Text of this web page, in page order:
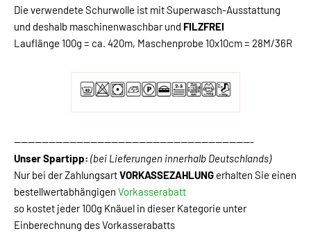
Die verwendete Schurwolle ist mit Superwasch-Ausstattung
und deshalb maschinenwaschbar und FILZFREI
Lauflänge 100g = ca. 420m, Maschenprobe 10x10cm = 28M/36R
---------------------------------------------------------------------
Unser Spartipp: (bei Lieferungen innerhalb Deutschlands)
Nur bei der ZahlungsartVORKASSEZAHLUNG erhalten Sie einen
bestellwertabhängigen Vorkasserabatt
so kostet jeder 100g Knäuel in dieser Kategorie unter
Einberechnung des Vorkasserabatts